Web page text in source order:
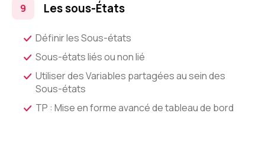
Les sous-États
Définir les Sous-états
Sous-états liés ou non lié
Utiliser des Variables partagées au sein des
Sous-états
TP : Mise en forme avancé de tableau de bord